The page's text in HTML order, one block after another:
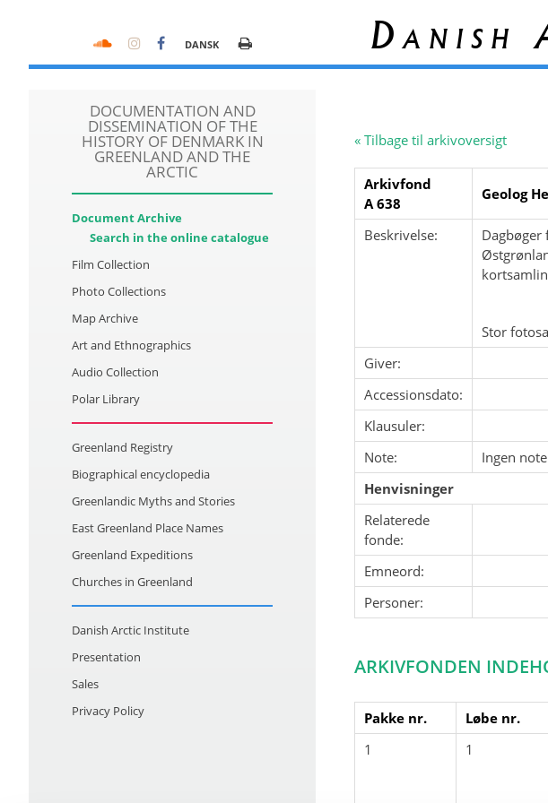
DANSK
DOCUMENTATION AND
DISSEMINATION OF THE
HISTORY OF DENMARK IN
GREENLAND AND THE
ARCTIC
Document Archive
Search in the online catalogue
Film Collection
Photo Collections
Map Archive
Art and Ethnographics
Audio Collection
Polar Library
Greenland Registry
Biographical encyclopedia
Greenlandic Myths and Stories
East Greenland Place Names
Greenland Expeditions
Churches in Greenland
Danish Arctic Institute
Presentation
Sales
Privacy Policy
« Tilbage til arkivoversigt
Arkivfond
A 638
Geolog
Beskrivelse:
Stor
Giver:
Accessionsdato:
Klausuler:
Note:
Ingen
Henvisninger
Relaterede
fonde:
Emneord:
Personer:
ARKIVFONDEN
Pakke nr. Løbe nr.
1
1